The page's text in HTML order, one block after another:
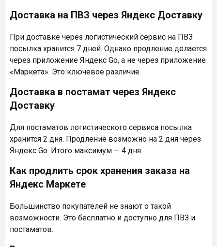
Доставка на ПВЗ через Яндекс Доставку
При доставке через логистический сервис на ПВЗ
посылка хранится 7 дней. Однако продление делается
через приложение Яндекс Go, а не через приложение
«Маркета». Это ключевое различие.
Доставка в постамат через Яндекс
Доставку
Для постаматов логистического сервиса посылка
хранится 2 дня. Продление возможно на 2 дня через
Яндекс Go. Итого максимум — 4 дня.
Как продлить срок хранения заказа на
Яндекс Маркете
Большинство покупателей не знают о такой
возможности. Это бесплатно и доступно для ПВЗ и
постаматов.